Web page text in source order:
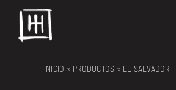
content
INICIO » PRODUCTOS » EL SALVADOR